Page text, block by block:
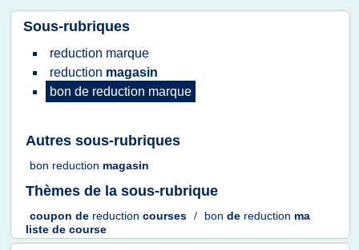
Sous-rubriques
reduction marque
reduction magasin
bon de reduction marque
Autres sous-rubriques
bon reduction magasin
Thèmes de la sous-rubrique
coupon de reduction courses / bon de reduction ma
liste de course